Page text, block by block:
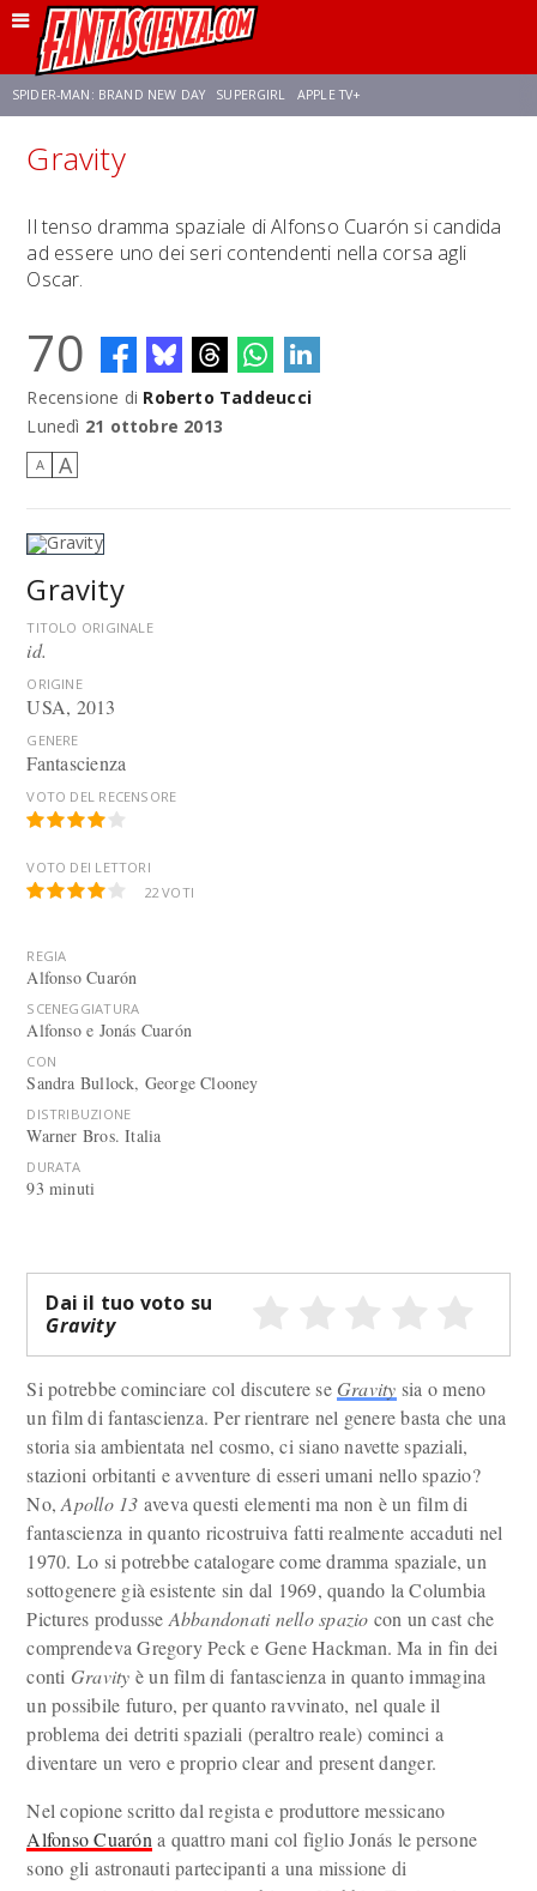
SPIDER-MAN: BRAND NEW DAY SUPERGIRL APPLE TV+
FRANCO RICCIARDIELLO
NETFLIX SADIE SINK STAR TREK: STRANGE NEW WORLDS
Gravity
Il tenso dramma spaziale di Alfonso Cuarón si candida
ad essere uno dei seri contendenti nella corsa agli
Oscar.
70
Recensione di Roberto Taddeucci
Lunedì 21 ottobre 2013
A A
Gravity
TITOLO ORIGINALE
id.
ORIGINE
USA, 2013
GENERE
Fantascienza
VOTO DEL RECENSORE
VOTO DEI LETTORI
22 VOTI
REGIA
Alfonso Cuarón
SCENEGGIATURA
Alfonso e Jonás Cuarón
CON
Sandra Bullock, George Clooney
DISTRIBUZIONE
Warner Bros. Italia
DURATA
93 minuti
Dai il tuo voto su
Gravity
Si potrebbe cominciare col discutere se Gravity sia o meno
un film di fantascienza. Per rientrare nel genere basta che una
storia sia ambientata nel cosmo, ci siano navette spaziali,
stazioni orbitanti e avventure di esseri umani nello spazio?
No,Apollo 13 aveva questi elementi ma non è un film di
fantascienza in quanto ricostruiva fatti realmente accaduti nel
1970. Lo si potrebbe catalogare come dramma spaziale, un
sottogenere già esistente sin dal 1969, quando la Columbia
Pictures produsse Abbandonati nello spazio con un cast che
comprendeva Gregory Peck e Gene Hackman. Ma in fin dei
conti Gravity è un film di fantascienza in quanto immagina
un possibile futuro, per quanto ravvinato, nel quale il
problema dei detriti spaziali (peraltro reale) cominci a
diventare un vero e proprio clear and present danger.
Nel copione scritto dal regista e produttore messicano
Alfonso Cuarón a quattro mani col figlio Jonás le persone
sono gli astronauti partecipanti a una missione di